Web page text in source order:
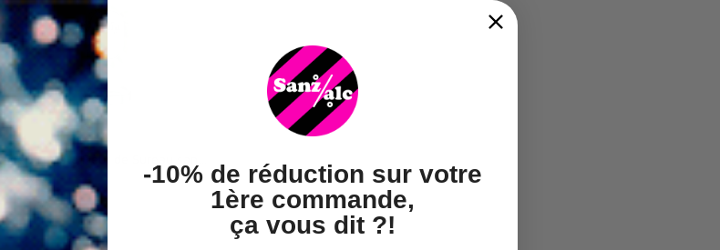
MAÏA
24,90 €
35,57 € l
-10% de réduction sur votre
1ère commande,
ça vous dit ?!